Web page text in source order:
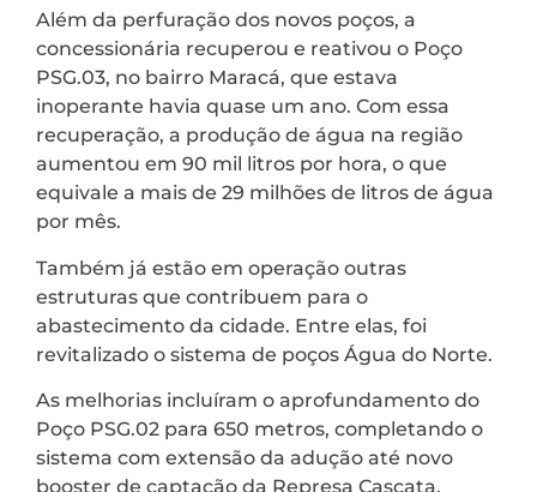
Além da perfuração dos novos poços, a
concessionária recuperou e reativou o Poço
PSG.03, no bairro Maracá, que estava
inoperante havia quase um ano. Com essa
recuperação, a produção de água na região
aumentou em 90 mil litros por hora, o que
equivale a mais de 29 milhões de litros de água
por mês.
Também já estão em operação outras
estruturas que contribuem para o
abastecimento da cidade. Entre elas, foi
revitalizado o sistema de poços Água do Norte.
As melhorias incluíram o aprofundamento do
Poço PSG.02 para 650 metros, completando o
sistema com extensão da adução até novo
booster de captação da Represa Cascata,